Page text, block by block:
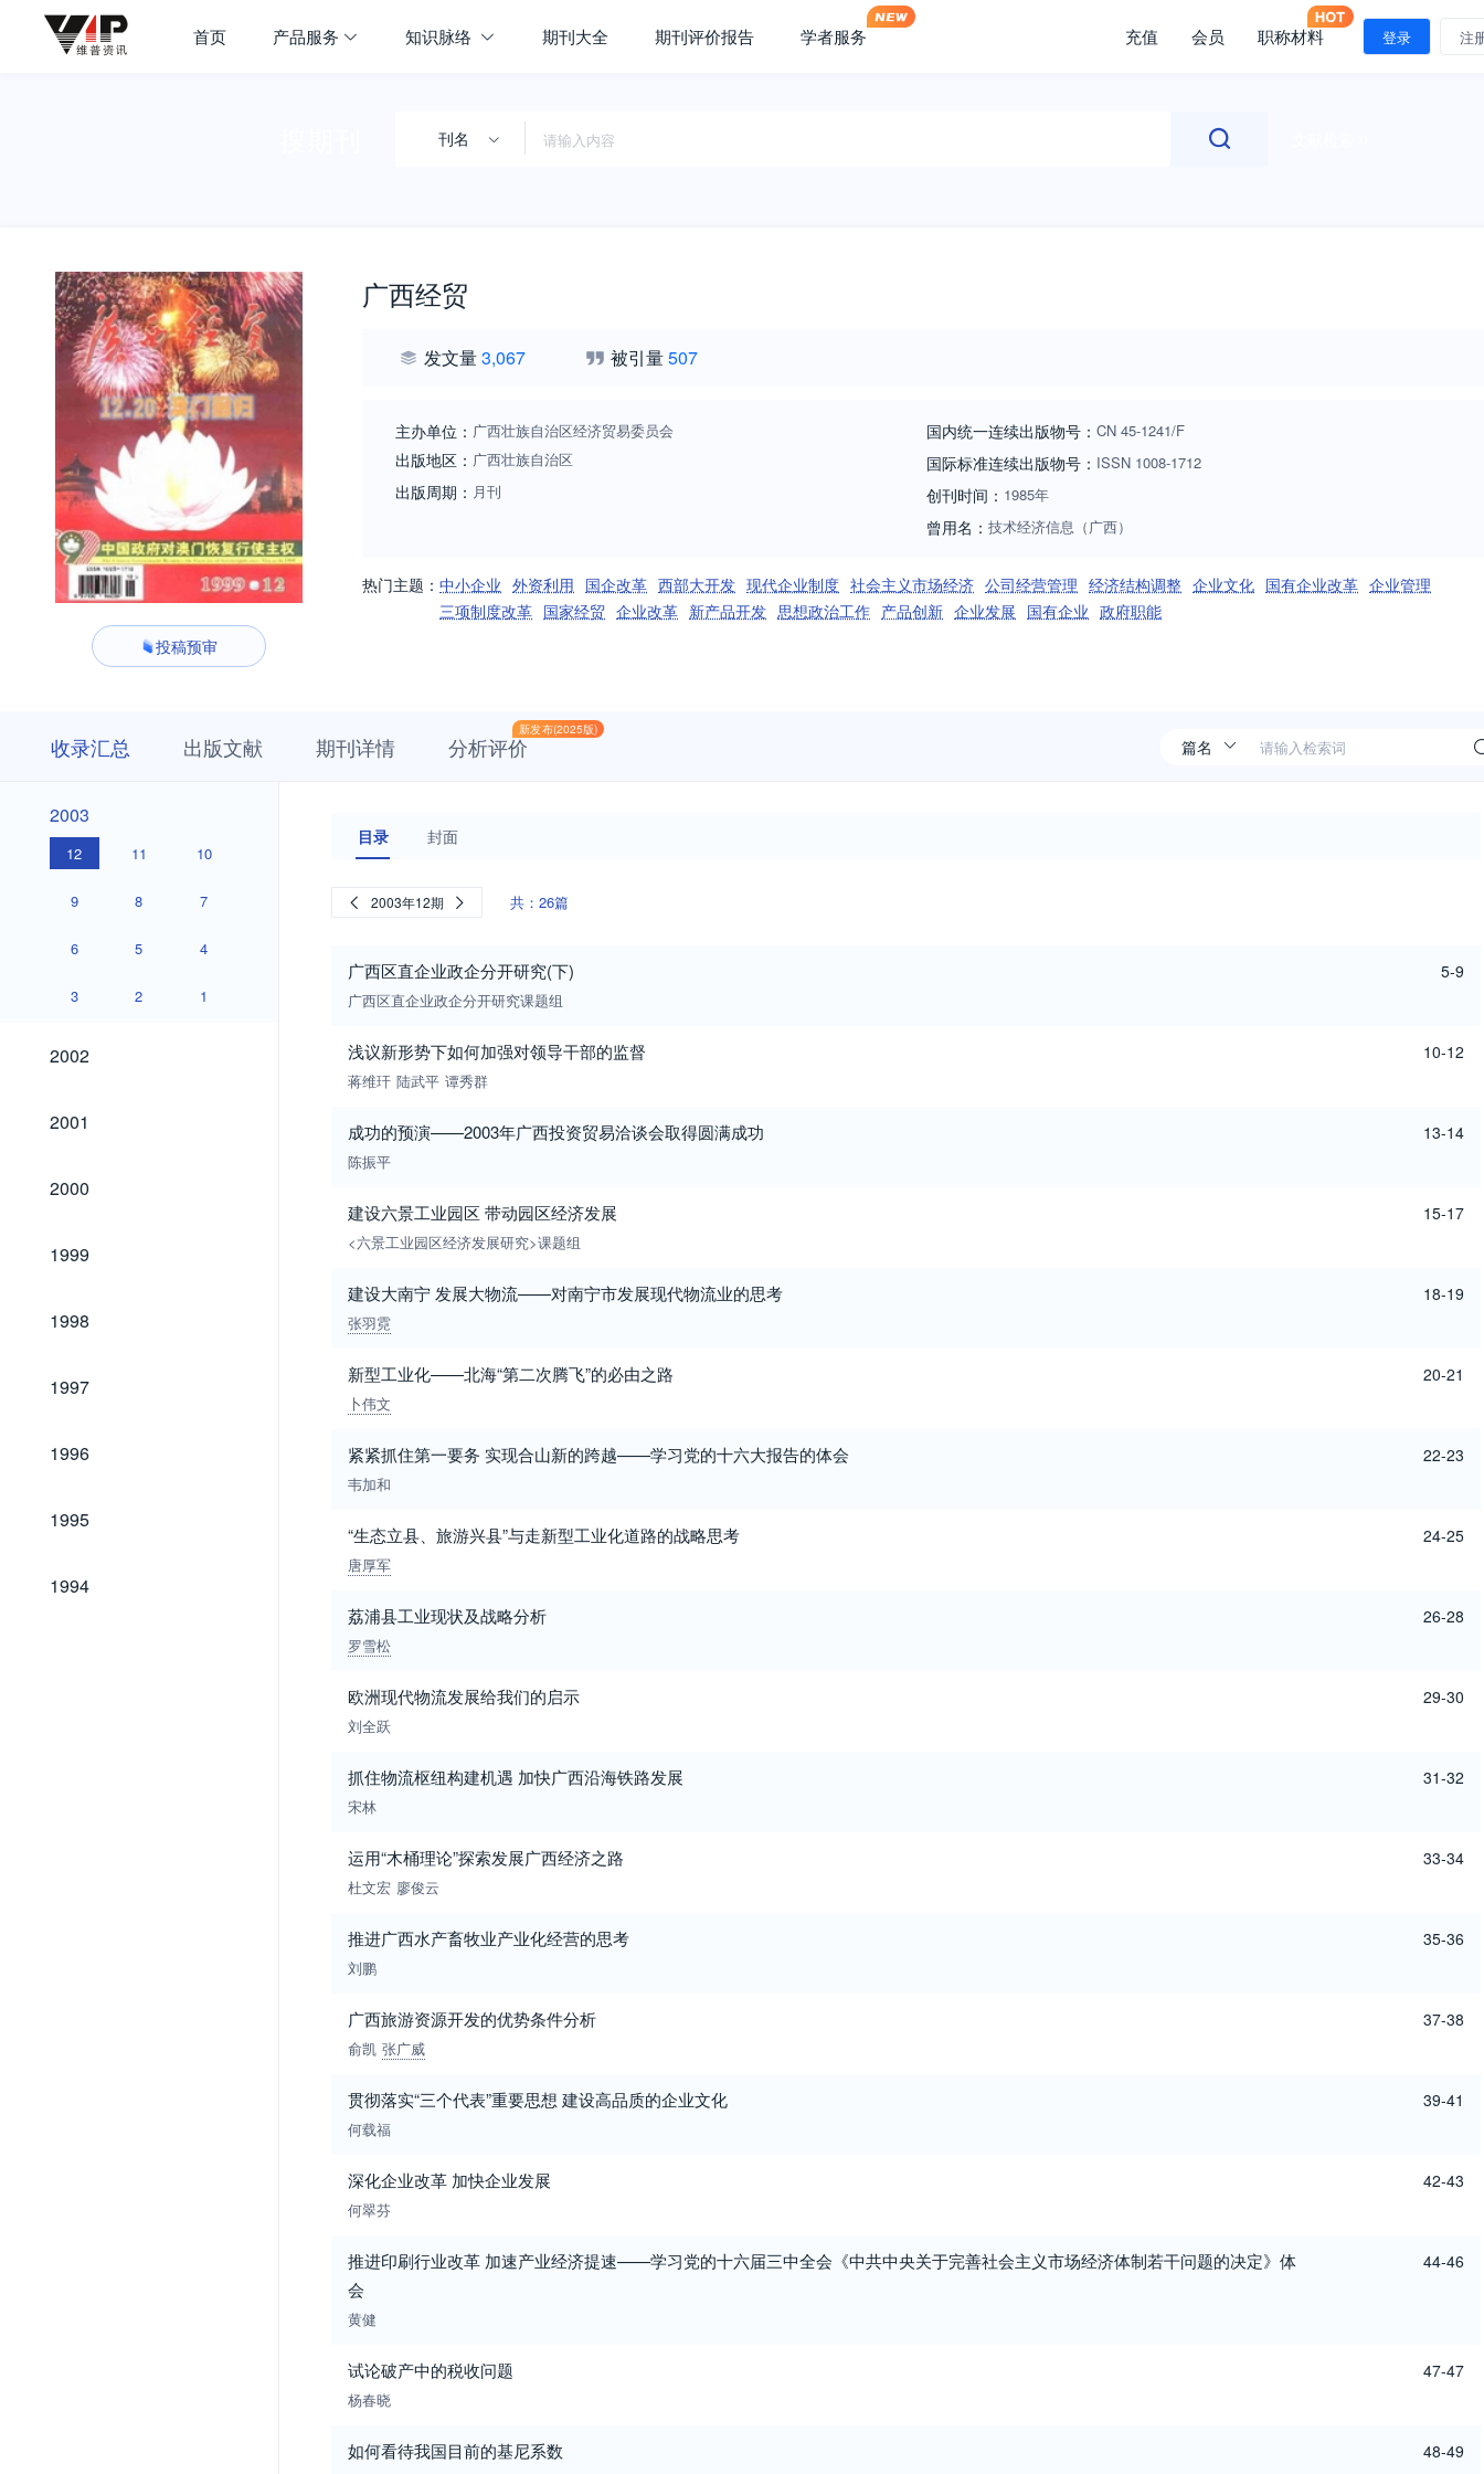
首页 产品服务 知识脉络 期刊大全 期刊评价报告 学者服务 充值 会员 职称材料 登录 注
刊名
投稿预审
广西经贸
发文量3,067 被引量507
主办单位： 广西壮族自治区经济贸易委员会
出版地区： 广西壮族自治区
出版周期： 月刊
国内统一连续出版物号： CN 45-1241/F
国际标准连续出版物号 ： ISSN 1008-1712
创刊时间： 1985年
曾用名： 技术经济信息（广西）
热门主题： 中小企业 外资利用 国企改革 西部大开发 现代企业制度 社会主义市场经济 公司经营管理 经济结构调整 企业文化 国有企业改革 企业管理
三项制度改革 国家经贸 企业改革 新产品开发 思想政治工作 产品创新 企业发展 国有企业 政府职能
收录汇总 出版文献 期刊详情
新发布(2025版)
分析评价
2003
2003
12 11 10
9 8 7
6 5 4
3 2 1
2002
2002
2001
2001
2000
2000
1999
1999
1998
1998
1997
1997
1996
1996
1995
1995
1994
1994
目录 封面
2003年12期 共：26篇
广西区直企业政企分开研究(下)
广西区直企业政企分开研究课题组
5-9
浅议新形势下如何加强对领导干部的监督
蒋维玕 陆武平 谭秀群
10-12
成功的预演——2003年广西投资贸易洽谈会取得圆满成功
陈振平
13-14
建设六景工业园区 带动园区经济发展
<六景工业园区经济发展研究>课题组
15-17
建设大南宁 发展大物流——对南宁市发展现代物流业的思考
张羽霓
18-19
新型工业化——北海“第二次腾飞”的必由之路
卜伟文
20-21
紧紧抓住第一要务 实现合山新的跨越——学习党的十六大报告的体会
韦加和
22-23
“生态立县、旅游兴县”与走新型工业化道路的战略思考
唐厚军
24-25
荔浦县工业现状及战略分析
罗雪松
26-28
欧洲现代物流发展给我们的启示
刘全跃
29-30
抓住物流枢纽构建机遇 加快广西沿海铁路发展
宋林
31-32
运用“木桶理论”探索发展广西经济之路
杜文宏 廖俊云
33-34
推进广西水产畜牧业产业化经营的思考
刘鹏
35-36
广西旅游资源开发的优势条件分析
俞凯 张广威
37-38
贯彻落实“三个代表”重要思想 建设高品质的企业文化
何载福
39-41
深化企业改革 加快企业发展
何翠芬
42-43
推进印刷行业改革 加速产业经济提速——学习党的十六届三中全会《中共中央关于完善社会主义市场经济体制若干问题的决定》体
会
黄健
44-46
试论破产中的税收问题
杨春晓
47-47
如何看待我国目前的基尼系数 48-49